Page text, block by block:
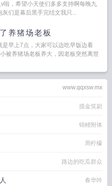
啦，希望小天使们多多支持啊每晚九
们是幕后黑手完结文我只...
养猪场老板
是早上7点，大家可以边吃早饭边看
被养猪场老板养大，因老板突然离世
www.qqxsw.mx
摸金笑尉
锦鲤附体
周柠檬
路边的吃瓜群众
春华吟